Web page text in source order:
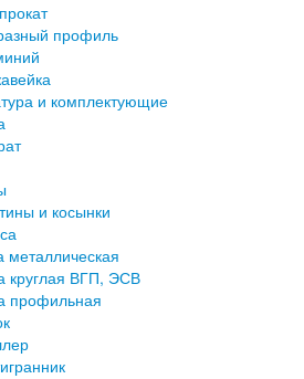
профиль
и комплектующие
и косынки
металлическая
круглая ВГП, ЭСВ
профильная